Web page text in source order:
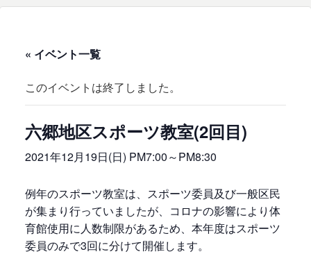
« イベント一覧
このイベントは終了しました。
六郷地区スポーツ教室(2回目)
2021年12月19日(日) PM7:00～PM8:30
例年のスポーツ教室は、スポーツ委員及び一般区民
が集まり行っていましたが、コロナの影響により体
育館使用に人数制限があるため、本年度はスポーツ
委員のみで3回に分けて開催します。